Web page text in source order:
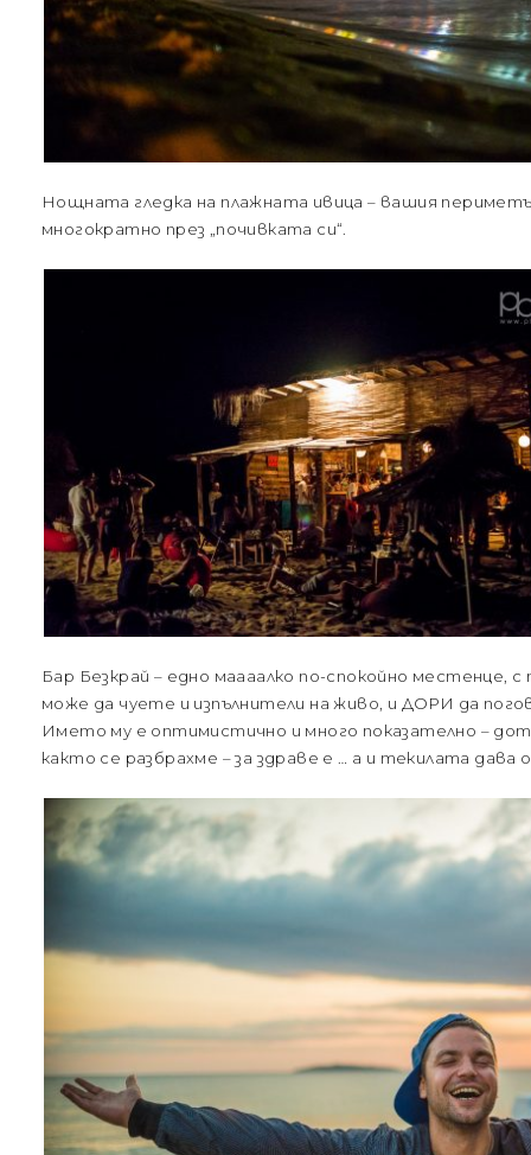
Нощната гледка на плажната ивица – вашия
многократно през „почивката си“.
Бар Безкрай – едно маааалко по-спокойно местенце,
може да чуете и изпълнители на живо, и ДОРИ да
Името му е оптимистично и много показателно –
както се разбрахме – за здраве е … а и текилата дава